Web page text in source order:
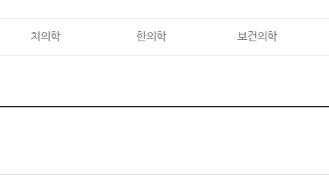
치의학 한의학 보건의학